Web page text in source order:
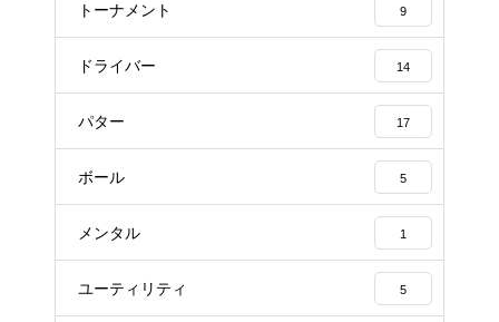
トーナメント 9
ドライバー 14
パター 17
ボール 5
メンタル 1
ユーティリティ 5